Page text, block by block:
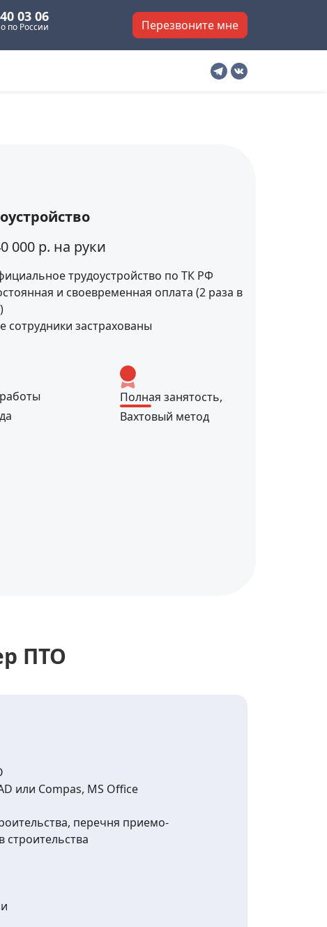
03 06
по России Перезвоните мне
000 р. на руки
трудоустройство по ТК РФ
и своевременная оплата (2 раза в
сотрудники застрахованы
Полная занятость,
Вахтовый метод
ПТО
или Compas, MS Office
перечня приемо-
строительства